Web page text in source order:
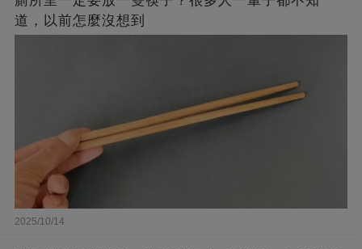
道，以前怎麼沒想到
2025/10/14